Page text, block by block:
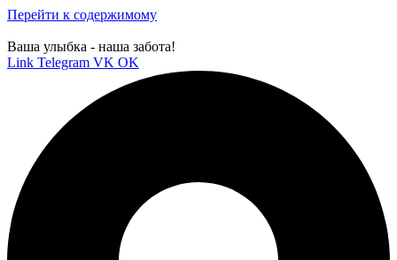
Перейти к содержимому
Ваша улыбка - наша забота!
Link Telegram VK OK